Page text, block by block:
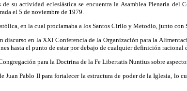
de su actividad eclesiástica se encuentra la Asamblea Plenaria
el 5 de noviembre de 1979.
en la cual proclamaba a los Santos Cirilo y Metodio, junto
discurso en la XXI Conferencia de la Organización para la
hasta el punto de estar por debajo de cualquier definición racional
para la Doctrina de la Fe Libertatis Nuntius sobre
Juan Pablo II para fortalecer la estructura de poder de la Iglesia,